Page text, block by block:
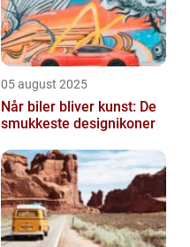
05 august 2025
Når biler bliver kunst: De
smukkeste designikoner